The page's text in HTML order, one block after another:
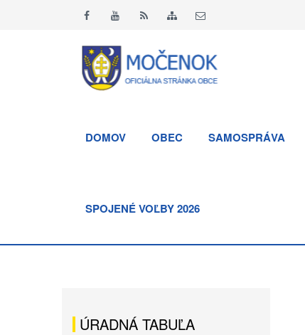
DOMOV OBEC SAMOSPRÁVA
SPOJENÉ VOĽBY 2026
ÚRADNÁ TABUĽA